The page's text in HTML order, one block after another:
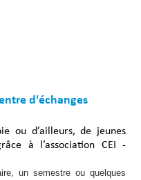
d'échanges
ou d’ailleurs, de jeunes
à l’association CEI -
un semestre ou quelques